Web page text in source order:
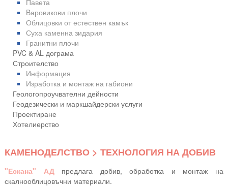
Павета
Bаровикови плочи
Облицовки от естествен камък
Суха каменна зидария
Гранитни плочи
PVC & AL дограма
Строителство
Информация
Изработка и монтаж на габиони
Геологопроучвателни дейности
Геодезически и маркшайдерски услуги
Проектиране
Хотелиерство
КАМЕНОДЕЛСТВО > ТЕХНОЛОГИЯ НА ДОБИВ
"Ескана" АД предлага добив, обработка и монтаж на
скалнооблицовъчни материали.